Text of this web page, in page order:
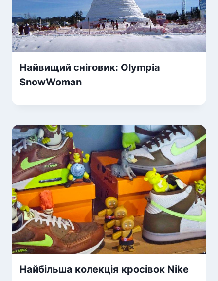
Найвищий сніговик: Olympia
SnowWoman
Найбільша колекція кросівок Nike